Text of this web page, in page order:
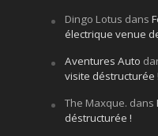
Dingo Lotus dans
électrique venue
Aventures Auto
visite déstructurée !
The Maxque. dans
déstructurée !